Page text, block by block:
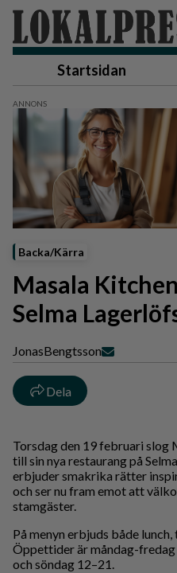
Startsidan
Backa/Kärra
Masala
Selma
JonasBengtsson
Dela
Torsdag den 19 februari slog
till sin nya restaurang på
erbjuder smakrika rätter
och ser nu fram emot att
stamgäster.
På menyn erbjuds både
Öppettider är måndag-
och söndag 12–21.